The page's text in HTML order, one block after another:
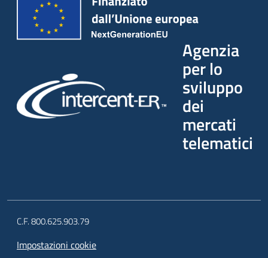
Agenzia
per lo
sviluppo
dei
mercati
telematici
C.F. 800.625.903.79
Impostazioni cookie